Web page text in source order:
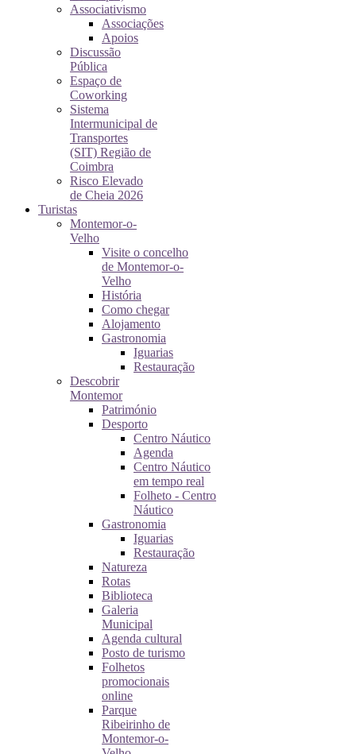
Associativismo
Associações
Apoios
Discussão
Pública
Espaço de
Coworking
Sistema
Intermunicipal de
Transportes
(SIT) Região de
Coimbra
Risco Elevado
de Cheia 2026
Turistas
Montemor-o-
Velho
Visite o concelho
de Montemor-o-
Velho
História
Como chegar
Alojamento
Gastronomia
Iguarias
Restauração
Descobrir
Montemor
Património
Desporto
Centro Náutico
Agenda
Centro Náutico
em tempo real
Folheto - Centro
Náutico
Gastronomia
Iguarias
Restauração
Natureza
Rotas
Biblioteca
Galeria
Municipal
Agenda cultural
Posto de turismo
Folhetos
promocionais
online
Parque
Ribeirinho de
Montemor-o-